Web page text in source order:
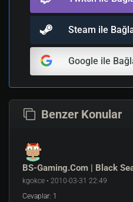
Steam ile
Google ile
Benzer Konular
BS-Gaming.Com | Black
kgokce • 2010-03-31 22:49
Cevaplar: 1